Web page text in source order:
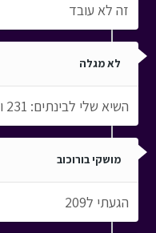
זה לא עובד
לא מגלה
השיא שלי לבינתים: 231 ואני כל הזמן שוברת אותו!!!
מושקי בורוכוב
הגעתי ל209